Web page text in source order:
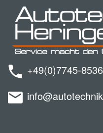
+49(0)7745-8536